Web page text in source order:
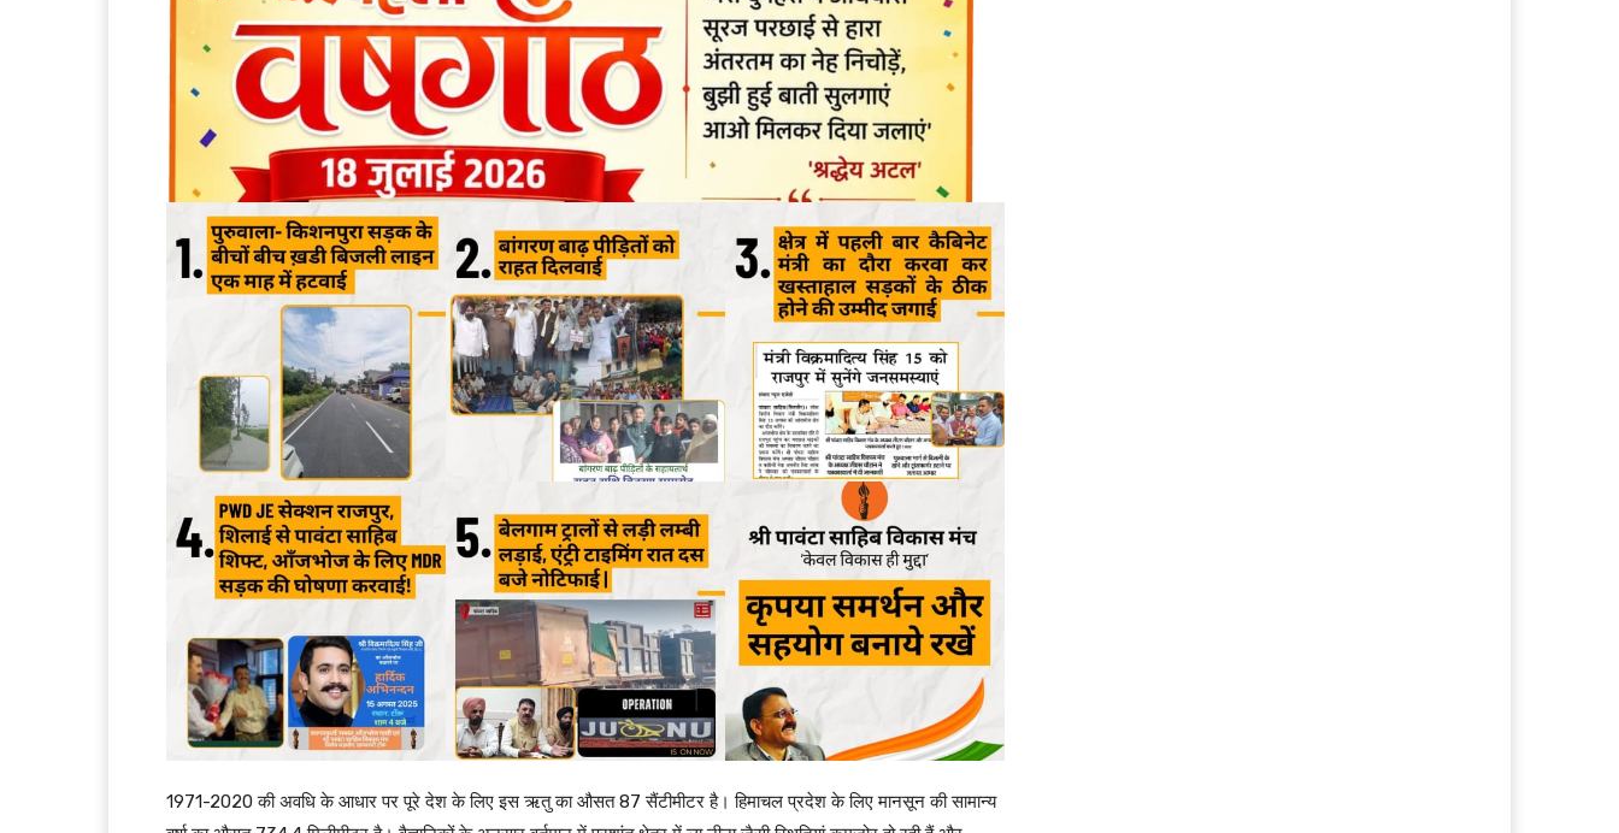
1971-2020 की अवधि के आधार पर पूरे देश के लिए इस ऋतु का औसत 87 सैंटीमीटर है। हिमाचल प्रदेश के लिए मानसून की सामान्य